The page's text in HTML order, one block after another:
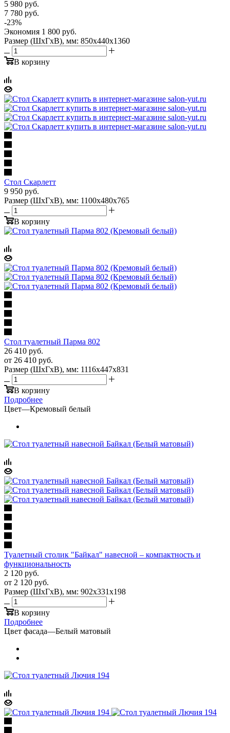
5 980 руб.
7 780 руб.
-23%
Экономия 1 800 руб.
Размер (ШхГхВ), мм: 850х440х1360
В корзину
Стол Скарлетт
9 950 руб.
Размер (ШхГхВ), мм: 1100х480х765
В корзину
Стол туалетный Парма 802
26 410 руб.
от 26 410 руб.
Размер (ШхГхВ), мм: 1116х447х831
В корзину
Подробнее
Цвет—Кремовый белый
Туалетный столик "Байкал" навесной – компактность и
функциональность
2 120 руб.
от 2 120 руб.
Размер (ШхГхВ), мм: 902х331х198
В корзину
Подробнее
Цвет фасада—Белый матовый